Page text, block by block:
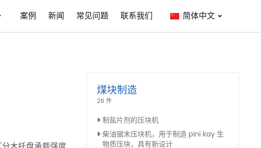
案例 新闻 常见问题 联系我们 简体中文
煤块制造
26 件
制盐片剂的压块机
柴油锯末压块机，用于制造 pini kay 生
物质压块，具有新设计